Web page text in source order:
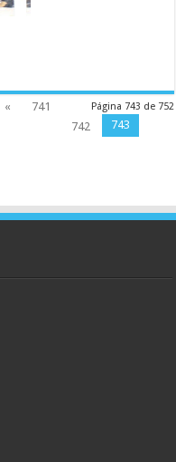
Página 743 de 752
«
741
742
743